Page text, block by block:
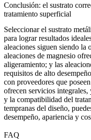
Conclusión: el sustrato
tratamiento superficial
Seleccionar el sustrato
para lograr resultados
aleaciones siguen siendo la
aleaciones de magnesio
aligeramiento; y las
requisitos de alto
con proveedores que
ofrecen servicios integrales,
y la compatibilidad del
tempranas del diseño,
desempeño, apariencia y
FAQ